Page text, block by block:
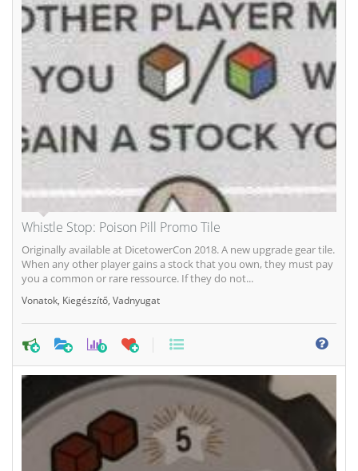
Whistle Stop: Poison Pill Promo Tile
Originally available at DicetowerCon 2018. A new upgrade gear tile.
When any other player gains a stock that you own, they must pay
you a common or rare ressource. If they do not...
Vonatok Kiegészítő Vadnyugat
0